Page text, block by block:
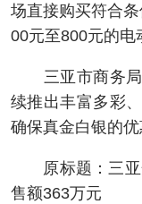
场直接购买符合
00元至800元的电
三亚市商务局
续推出丰富多彩
确保真金白银的优
原标题：三亚
售额363万元